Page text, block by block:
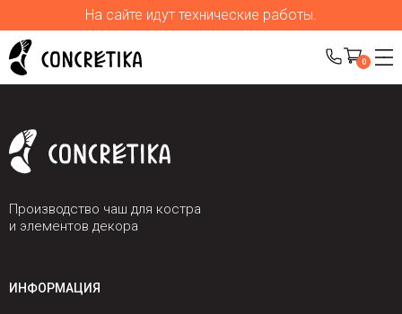
На сайте идут технические работы.
0
Производство чаш для костра
и элементов декора
ИНФОРМАЦИЯ